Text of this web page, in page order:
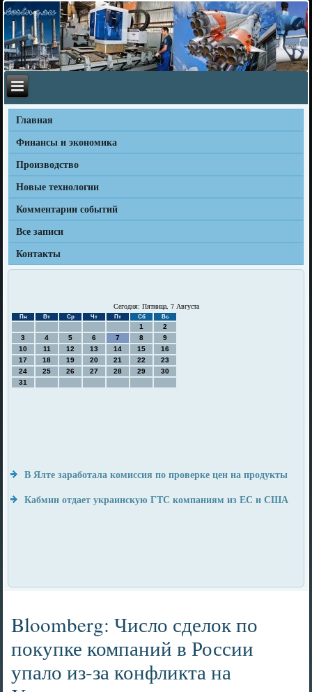
Главная
Финансы и экономика
Производство
Новые технологии
Комментарии событий
Все записи
Контакты
Сегодня: Пятница, 7 Августа
Пн Вт Ср Чт Пт Сб Вс
1
2
3
4 5 6 7 8
9
10
11 12 13 14 15
16
17
18 19 20 21 22
23
24
25 26 27 28 29
30
31
В Ялте заработала комиссия по проверке цен на продукты
Кабмин отдает украинскую ГТС компаниям из ЕС и США
Bloomberg: Число сделок по
покупке компаний в России
упало из-за конфликта на